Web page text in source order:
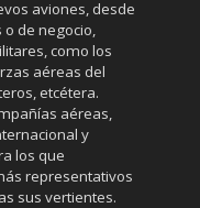
aviones, desde
de negocio,
como los
aéreas del
etcétera.
aéreas,
y
los que
representativos
sus vertientes.